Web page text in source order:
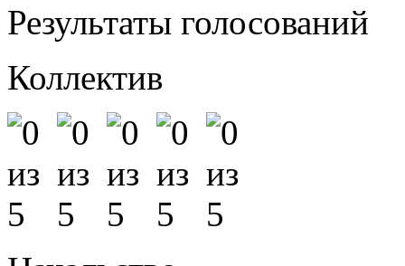
Результаты голосований
Коллектив